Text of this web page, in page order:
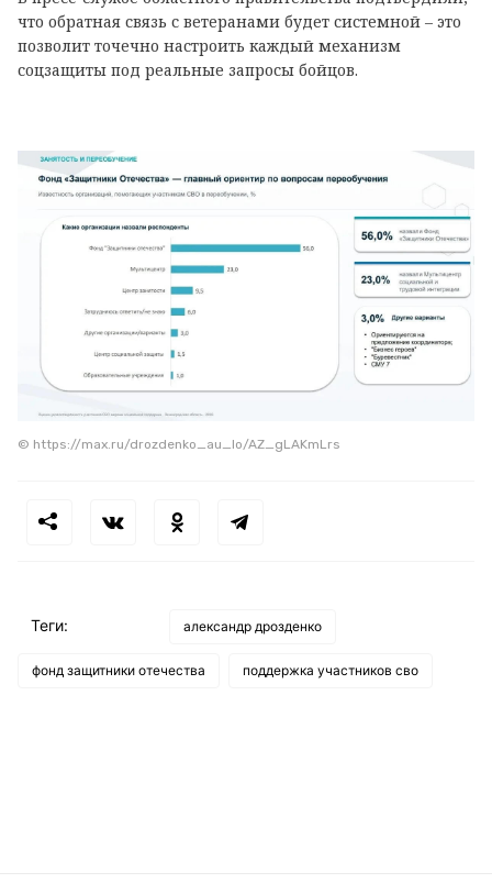
что обратная связь с ветеранами будет системной – это
позволит точечно настроить каждый механизм
соцзащиты под реальные запросы бойцов.
© https://max.ru/drozdenko_au_lo/AZ_gLAKmLrs
Теги: александр дрозденко
фонд защитники отечества поддержка участников сво